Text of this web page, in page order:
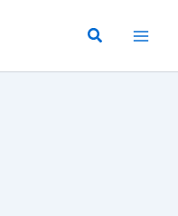
Buscar